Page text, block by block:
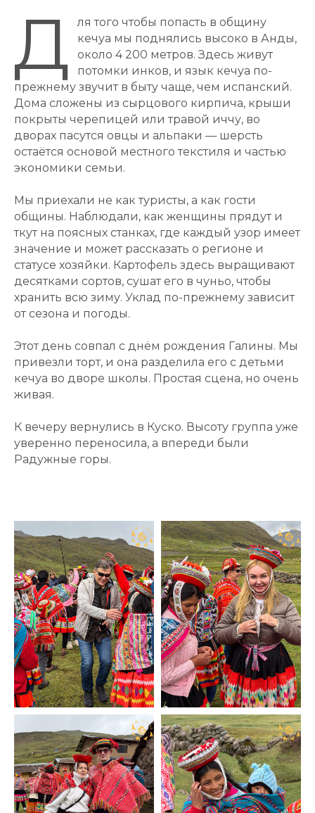
Д
ля того чтобы попасть в общину
кечуа мы поднялись высоко в Анды,
около 4 200 метров. Здесь живут
потомки инков, и язык кечуа по-
прежнему звучит в быту чаще, чем испанский.
Дома сложены из сырцового кирпича, крыши
покрыты черепицей или травой иччу, во
дворах пасутся овцы и альпаки — шерсть
остаётся основой местного текстиля и частью
экономики семьи.
Мы приехали не как туристы, а как гости
общины. Наблюдали, как женщины прядут и
ткут на поясных станках, где каждый узор имеет
значение и может рассказать о регионе и
статусе хозяйки. Картофель здесь выращивают
десятками сортов, сушат его в чуньо, чтобы
хранить всю зиму. Уклад по-прежнему зависит
от сезона и погоды.
Этот день совпал с днём рождения Галины. Мы
привезли торт, и она разделила его с детьми
кечуа во дворе школы. Простая сцена, но очень
живая.
К вечеру вернулись в Куско. Высоту группа уже
уверенно переносила, а впереди были
Радужные горы.